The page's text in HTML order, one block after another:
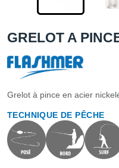
GRELOT A
Grelot à pince en acier
TECHNIQUE DE PÊCHE